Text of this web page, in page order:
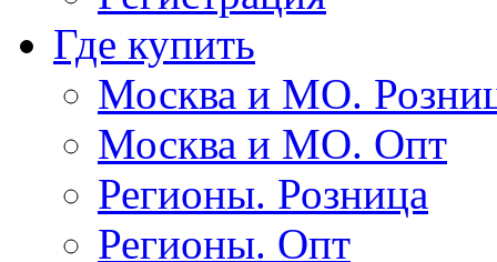
Где купить
Москва и МО.
Москва и МО. Опт
Регионы. Розница
Регионы. Опт